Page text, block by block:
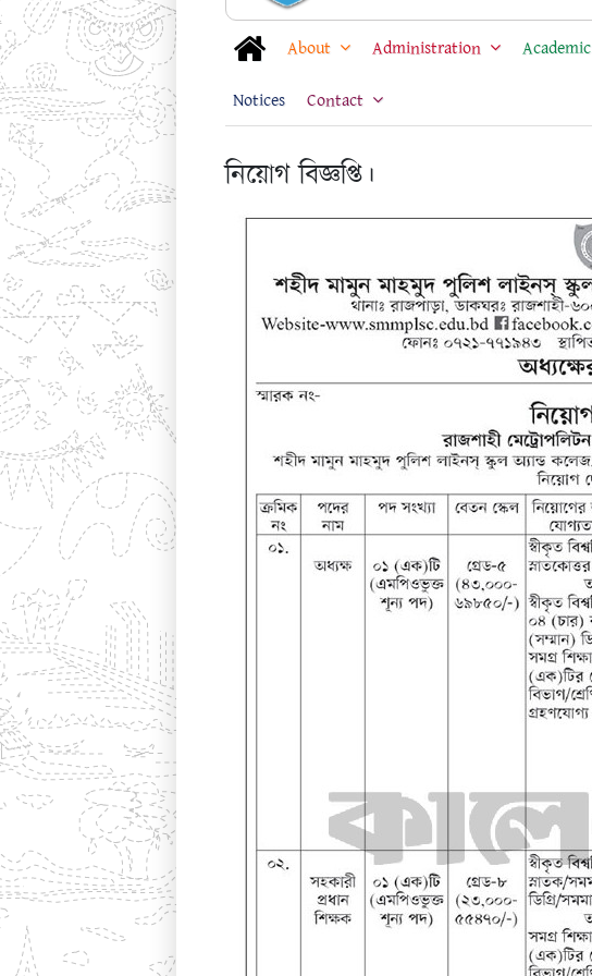
About Administration Academic
Notices Contact
নিয়োগ বিজ্ঞপ্তি।